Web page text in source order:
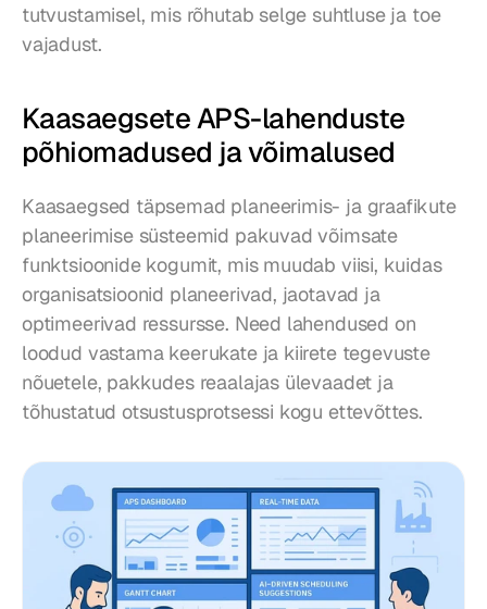
tutvustamisel, mis rõhutab selge suhtluse ja toe
vajadust.
Kaasaegsete APS-lahenduste
põhiomadused ja võimalused
Kaasaegsed täpsemad planeerimis- ja graafikute
planeerimise süsteemid pakuvad võimsate
funktsioonide kogumit, mis muudab viisi, kuidas
organisatsioonid planeerivad, jaotavad ja
optimeerivad ressursse. Need lahendused on
loodud vastama keerukate ja kiirete tegevuste
nõuetele, pakkudes reaalajas ülevaadet ja
tõhustatud otsustusprotsessi kogu ettevõttes.